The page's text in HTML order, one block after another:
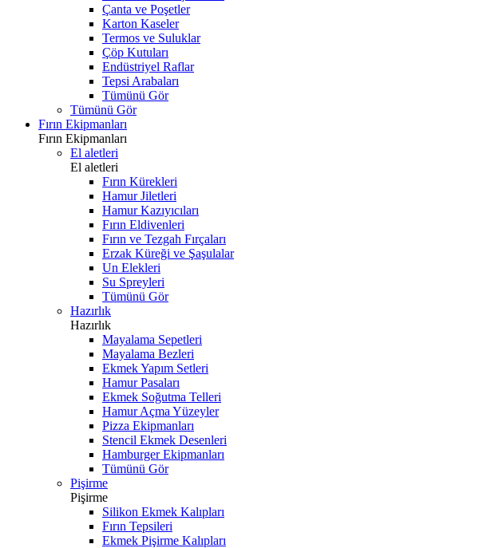
Çanta ve Poşetler
Karton Kaseler
Termos ve Suluklar
Çöp Kutuları
Endüstriyel Raflar
Tepsi Arabaları
Tümünü Gör
Tümünü Gör
Fırın Ekipmanları
Fırın Ekipmanları
El aletleri
El aletleri
Fırın Kürekleri
Hamur Jiletleri
Hamur Kazıyıcıları
Fırın Eldivenleri
Fırın ve Tezgah Fırçaları
Erzak Küreği ve Şaşulalar
Un Elekleri
Su Spreyleri
Tümünü Gör
Hazırlık
Hazırlık
Mayalama Sepetleri
Mayalama Bezleri
Ekmek Yapım Setleri
Hamur Pasaları
Ekmek Soğutma Telleri
Hamur Açma Yüzeyler
Pizza Ekipmanları
Stencil Ekmek Desenleri
Hamburger Ekipmanları
Tümünü Gör
Pişirme
Pişirme
Silikon Ekmek Kalıpları
Fırın Tepsileri
Ekmek Pişirme Kalıpları